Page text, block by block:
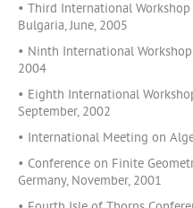
• Third International
Bulgaria, June, 2005
• Ninth International Workshop
2004
• Eighth International
September, 2002
• International Meeting on
• Conference on Finite
Germany, November, 2001